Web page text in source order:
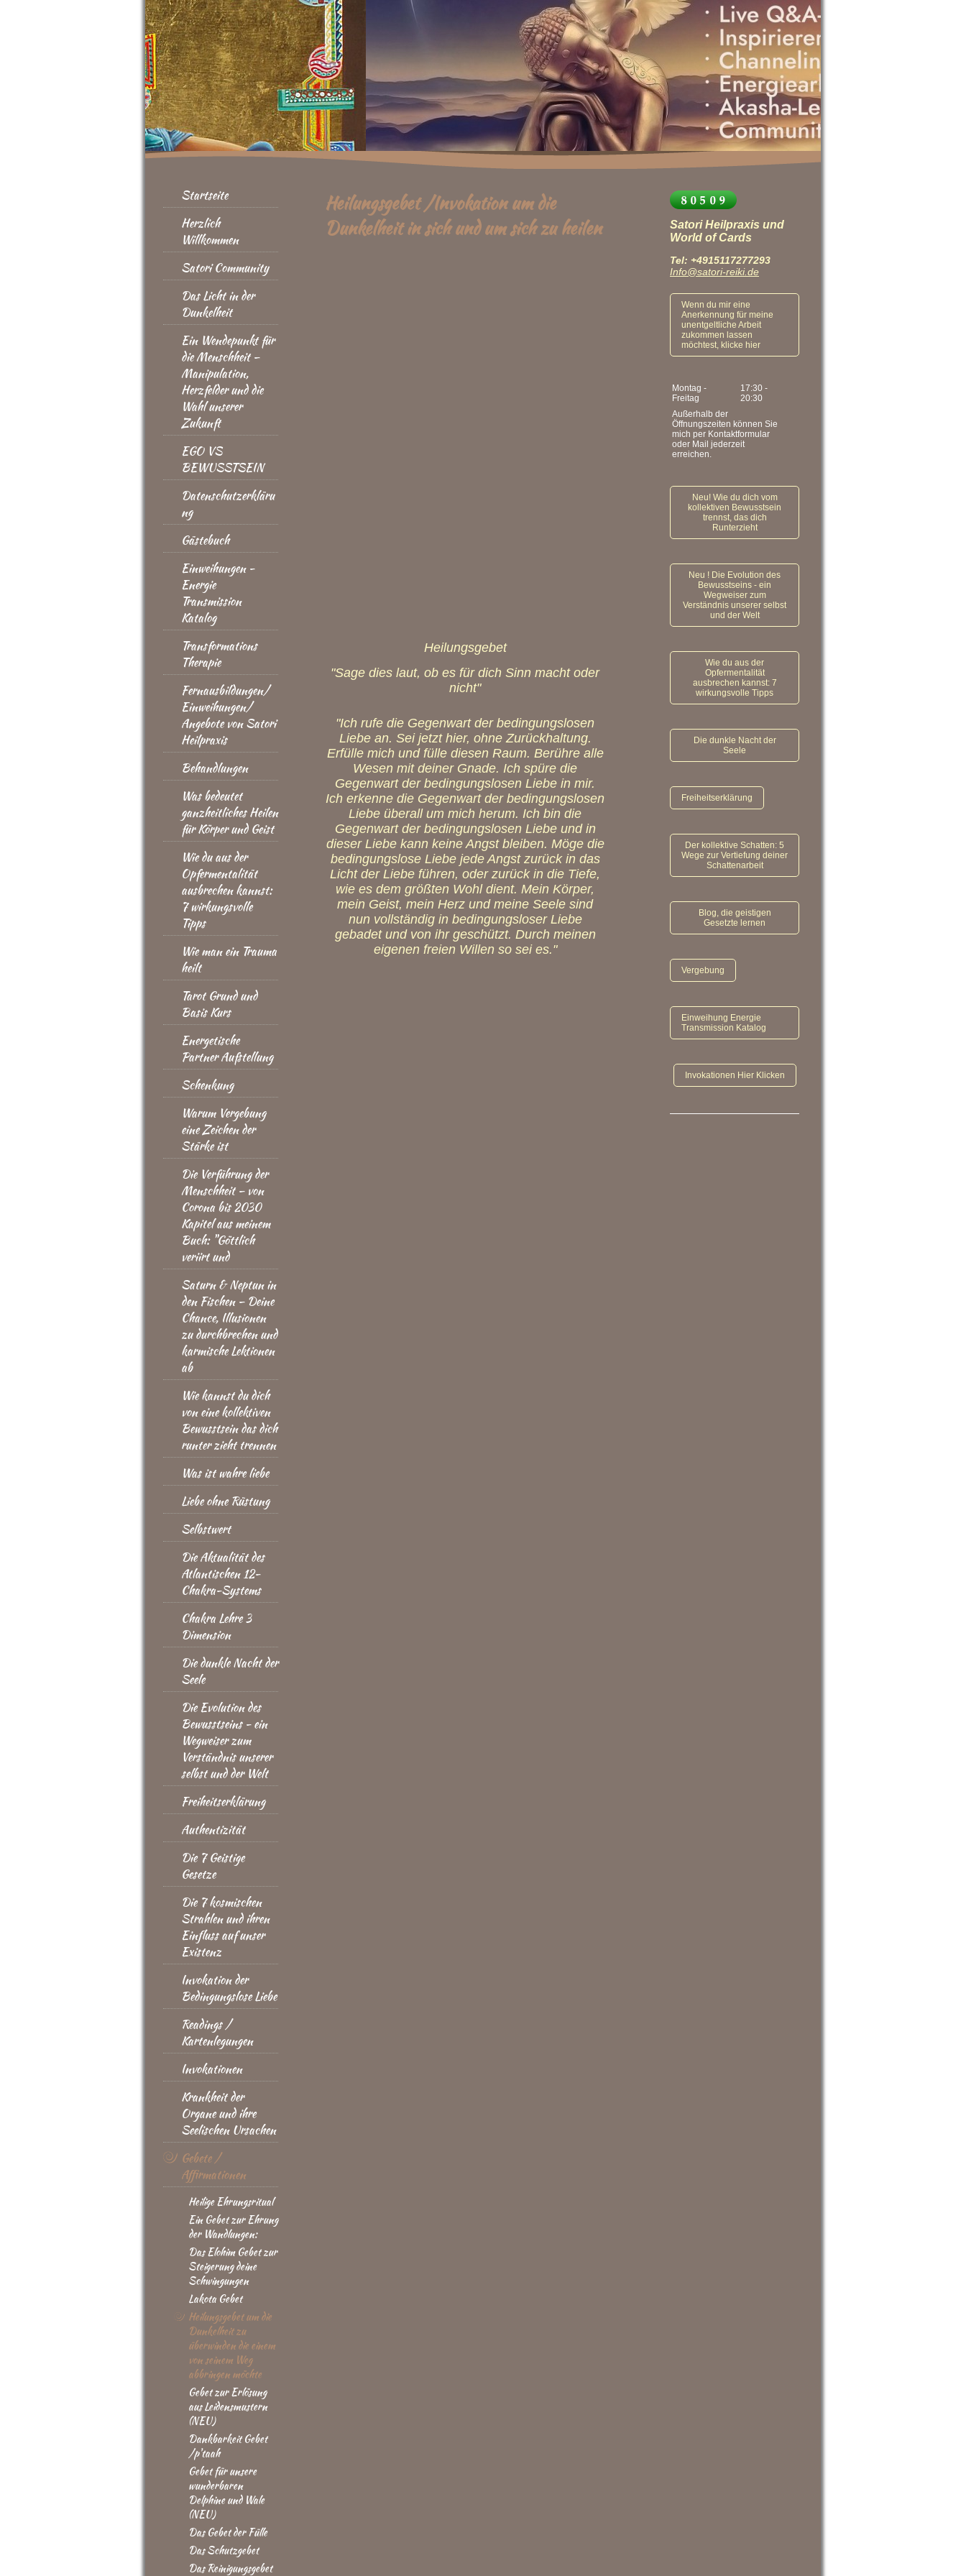
Startseite
Herzlich
Willkommen
Satori Community
Das Licht in der
Dunkelheit
Ein Wendepunkt für
die Menschheit –
Manipulation,
Herzfelder und die
Wahl unserer
Zukunft
EGO VS
BEWUSSTSEIN
Datenschutzerkläru
ng
Gästebuch
Einweihungen -
Energie
Transmission
Katalog
Transformations
Therapie
Fernausbildungen/
Einweihungen/
Angebote von Satori
Heilpraxis
Behandlungen
Was bedeutet
ganzheitliches Heilen
für Körper und Geist
Wie du aus der
Opfermentalität
ausbrechen kannst:
7 wirkungsvolle
Tipps
Wie man ein Trauma
heilt
Tarot Grund und
Basis Kurs
Energetische
Partner Aufstellung
Schenkung
Warum Vergebung
eine Zeichen der
Stärke ist
Die Verführung der
Menschheit – von
Corona bis 2030
Kapitel aus meinem
Buch: "Göttlich
veriirt und
Saturn & Neptun in
den Fischen – Deine
Chance, Illusionen
zu durchbrechen und
karmische Lektionen
ab
Wie kannst du dich
von eine kollektiven
Bewusstsein das dich
runter zieht trennen
Was ist wahre liebe
Liebe ohne Rüstung
Selbstwert
Die Aktualität des
Atlantischen 12-
Chakra-Systems
Chakra Lehre 3
Dimension
Die dunkle Nacht der
Seele
Die Evolution des
Bewusstseins - ein
Wegweiser zum
Verständnis unserer
selbst und der Welt
Freiheitserklärung
Authentizität
Die 7 Geistige
Gesetze
Die 7 kosmischen
Strahlen und ihren
Einfluss auf unser
Existenz
Invokation der
Bedingungslose Liebe
Readings /
Kartenlegungen
Invokationen
Krankheit der
Organe und ihre
Seelischen Ursachen
Gebete /
Affirmationen
Heilige Ehrungsritual
Ein Gebet zur Ehrung
der Wandlungen:
Das Elohim Gebet zur
Steigerung deine
Schwingungen
Lakota Gebet
Heilungsgebet um die
Dunkelheit zu
überwinden die einem
von seinem Weg
abbringen möchte
Gebet zur Erlösung
aus Leidensmustern
(NEU)
Dankbarkeit Gebet
/p'taah
Gebet für unsere
wunderbaren
Delphine und Wale
(NEU)
Das Gebet der Fülle
Das Schutzgebet
Das Reinigungsgebet
Heilungsgebet /Invokation um die
Dunkelheit in sich und um sich zu heilen
Heilungsgebet
"Sage dies laut, ob es für dich Sinn macht oder
nicht"
"Ich rufe die Gegenwart der bedingungslosen
Liebe an. Sei jetzt hier, ohne Zurückhaltung.
Erfülle mich und fülle diesen Raum. Berühre alle
Wesen mit deiner Gnade. Ich spüre die
Gegenwart der bedingungslosen Liebe in mir.
Ich erkenne die Gegenwart der bedingungslosen
Liebe überall um mich herum. Ich bin die
Gegenwart der bedingungslosen Liebe und in
dieser Liebe kann keine Angst bleiben. Möge die
bedingungslose Liebe jede Angst zurück in das
Licht der Liebe führen, oder zurück in die Tiefe,
wie es dem größten Wohl dient. Mein Körper,
mein Geist, mein Herz und meine Seele sind
nun vollständig in bedingungsloser Liebe
gebadet und von ihr geschützt. Durch meinen
eigenen freien Willen so sei es."
Satori Heilpraxis und
World of Cards
Tel: +4915117277293
Info@satori-reiki.de
Wenn du mir eine
Anerkennung für meine
unentgeltliche Arbeit
zukommen lassen
möchtest, klicke hier
Montag -
Freitag
17:30 -
20:30
Außerhalb der
Öffnungszeiten können Sie
mich per Kontaktformular
oder Mail jederzeit
erreichen.
Neu! Wie du dich vom
kollektiven Bewusstsein
trennst, das dich
Runterzieht
Neu ! Die Evolution des
Bewusstseins - ein
Wegweiser zum
Verständnis unserer selbst
und der Welt
Wie du aus der
Opfermentalität
ausbrechen kannst: 7
wirkungsvolle Tipps
Die dunkle Nacht der
Seele
Freiheitserklärung
Der kollektive Schatten: 5
Wege zur Vertiefung deiner
Schattenarbeit
Blog, die geistigen
Gesetzte lernen
Vergebung
Einweihung Energie
Transmission Katalog
Invokationen Hier Klicken